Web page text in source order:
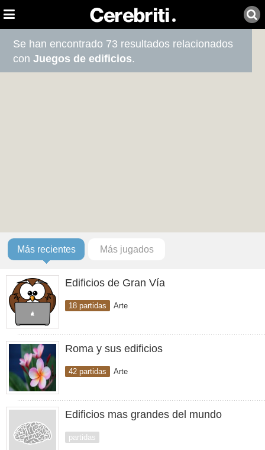
Se han encontrado 73 resultados relacionados
conJuegos de edificios.
Más recientes Más jugados
Edificios de Gran Vía
18 partidas Arte
Roma y sus edificios
42 partidas Arte
Edificios mas grandes del mundo
partidas